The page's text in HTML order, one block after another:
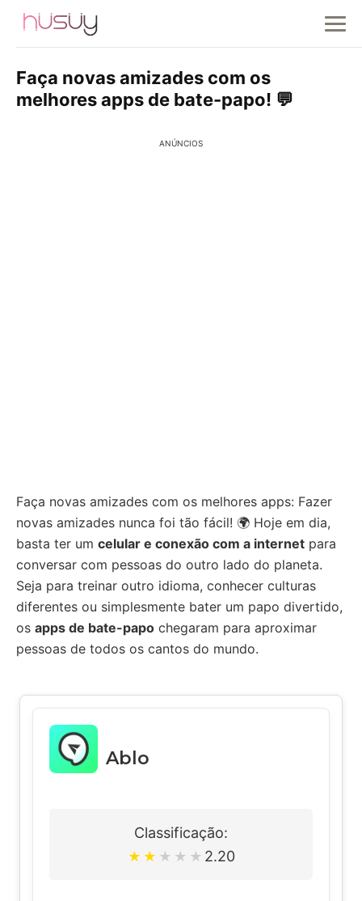
Faça novas amizades com os
melhores apps de bate-papo! 💬
ANÚNCIOS
Faça novas amizades com os melhores apps: Fazer
novas amizades nunca foi tão fácil! 🌍 Hoje em dia,
basta ter um celular e conexão com a internet para
conversar com pessoas do outro lado do planeta.
Seja para treinar outro idioma, conhecer culturas
diferentes ou simplesmente bater um papo divertido,
os apps de bate-papo chegaram para aproximar
pessoas de todos os cantos do mundo.
Ablo
Classificação:
★ ★ ★ ★ ★ 2.20